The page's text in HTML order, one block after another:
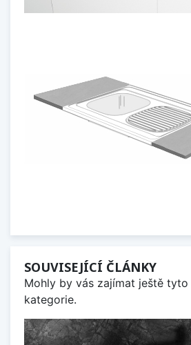
SOUVISEJÍCÍ ČLÁNKY
Mohly by vás zajímat ještě
kategorie.